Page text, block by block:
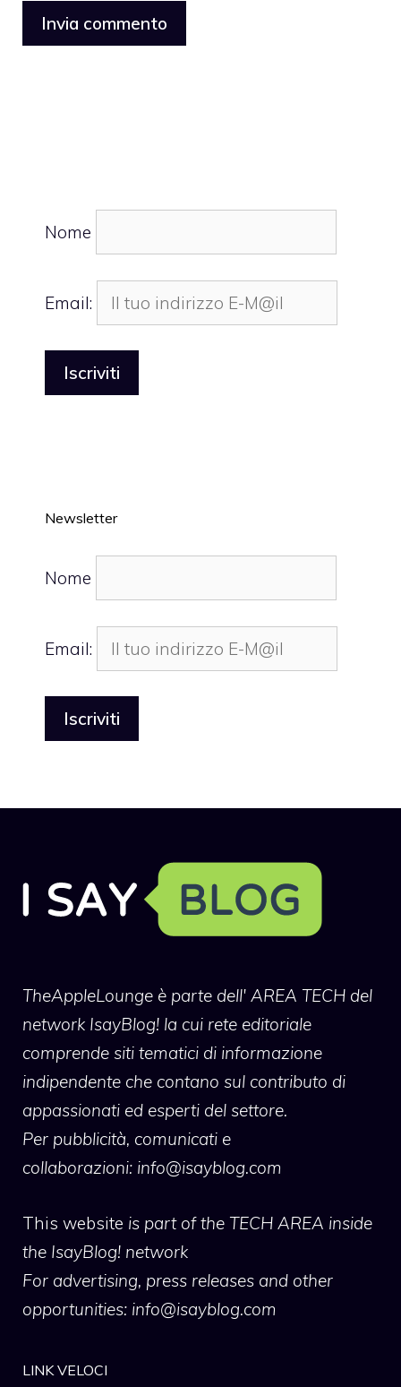
Nome
Email:
Newsletter
Nome
Email:
TheAppleLounge è parte dell' AREA TECH del
network IsayBlog! la cui rete editoriale
comprende siti tematici di informazione
indipendente che contano sul contributo di
appassionati ed esperti del settore.
Per pubblicità, comunicati e
collaborazioni: info@isayblog.com
This website is part of the TECH AREA inside
the IsayBlog! network
For advertising, press releases and other
opportunities: info@isayblog.com
LINK VELOCI